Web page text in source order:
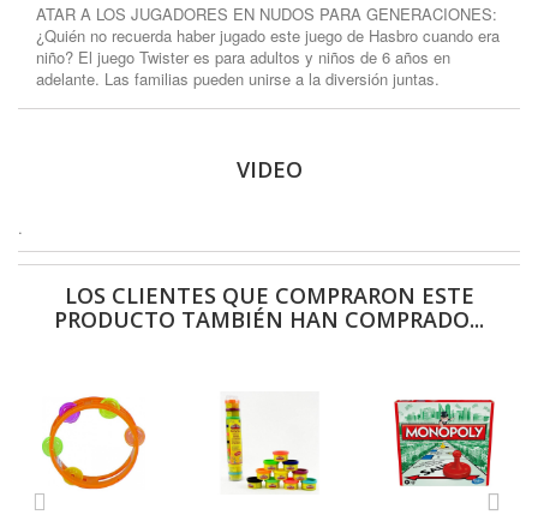
ATAR A LOS JUGADORES EN NUDOS PARA GENERACIONES:
¿Quién no recuerda haber jugado este juego de Hasbro cuando era
niño? El juego Twister es para adultos y niños de 6 años en
adelante. Las familias pueden unirse a la diversión juntas.
VIDEO
.
LOS CLIENTES QUE COMPRARON ESTE
PRODUCTO TAMBIÉN HAN COMPRADO...